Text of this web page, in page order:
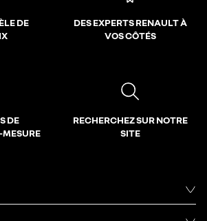
DE
DES EXPERTS RENAULT À
VOS CÔTÉS
DE
RECHERCHEZ SUR NOTRE
SITE